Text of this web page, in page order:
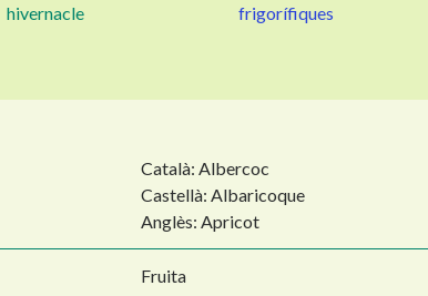
hivernacle
frigorífiques
Català: Albercoc
Castellà: Albaricoque
Anglès: Apricot
Fruita